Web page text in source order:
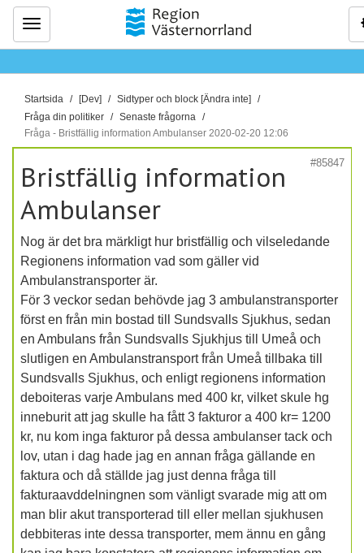
Meny
D
u
ä
h
ä
r
:
Startsida [Dev]
Sidtyper och block [Ändra inte]
Fråga din politiker
Senaste frågorna
Fråga - Bristfällig information Ambulanser 2020-02-20 12:06
#85847
Bristfällig information
Ambulanser
Nog är det bra märkligt hur bristfällig och vilseledande
Regionens information vad som gäller vid
Ambulanstransporter är.
För 3 veckor sedan behövde jag 3 ambulanstransporter
först en från min bostad till Sundsvalls Sjukhus, sedan
en Ambulans från Sundsvalls Sjukhjus till Umeå och
slutligen en Ambulanstransport från Umeå tillbaka till
Sundsvalls Sjukhus, och enligt regionens information
deboiteras varje Ambulans med 400 kr, vilket skule hg
inneburit att jag skulle ha fått 3 fakturor a 400 kr= 1200
kr, nu kom inga fakturor på dessa ambulanser tack och
lov, utan i dag hade jag en annan fråga gällande en
faktura och då ställde jag just denna fråga till
fakturaavddelningnen som vänligt svarade mig att om
man blir akut transporterad till eller mellan sjukhusen
debbiteras inte dessa transporter, mem ännu en gång